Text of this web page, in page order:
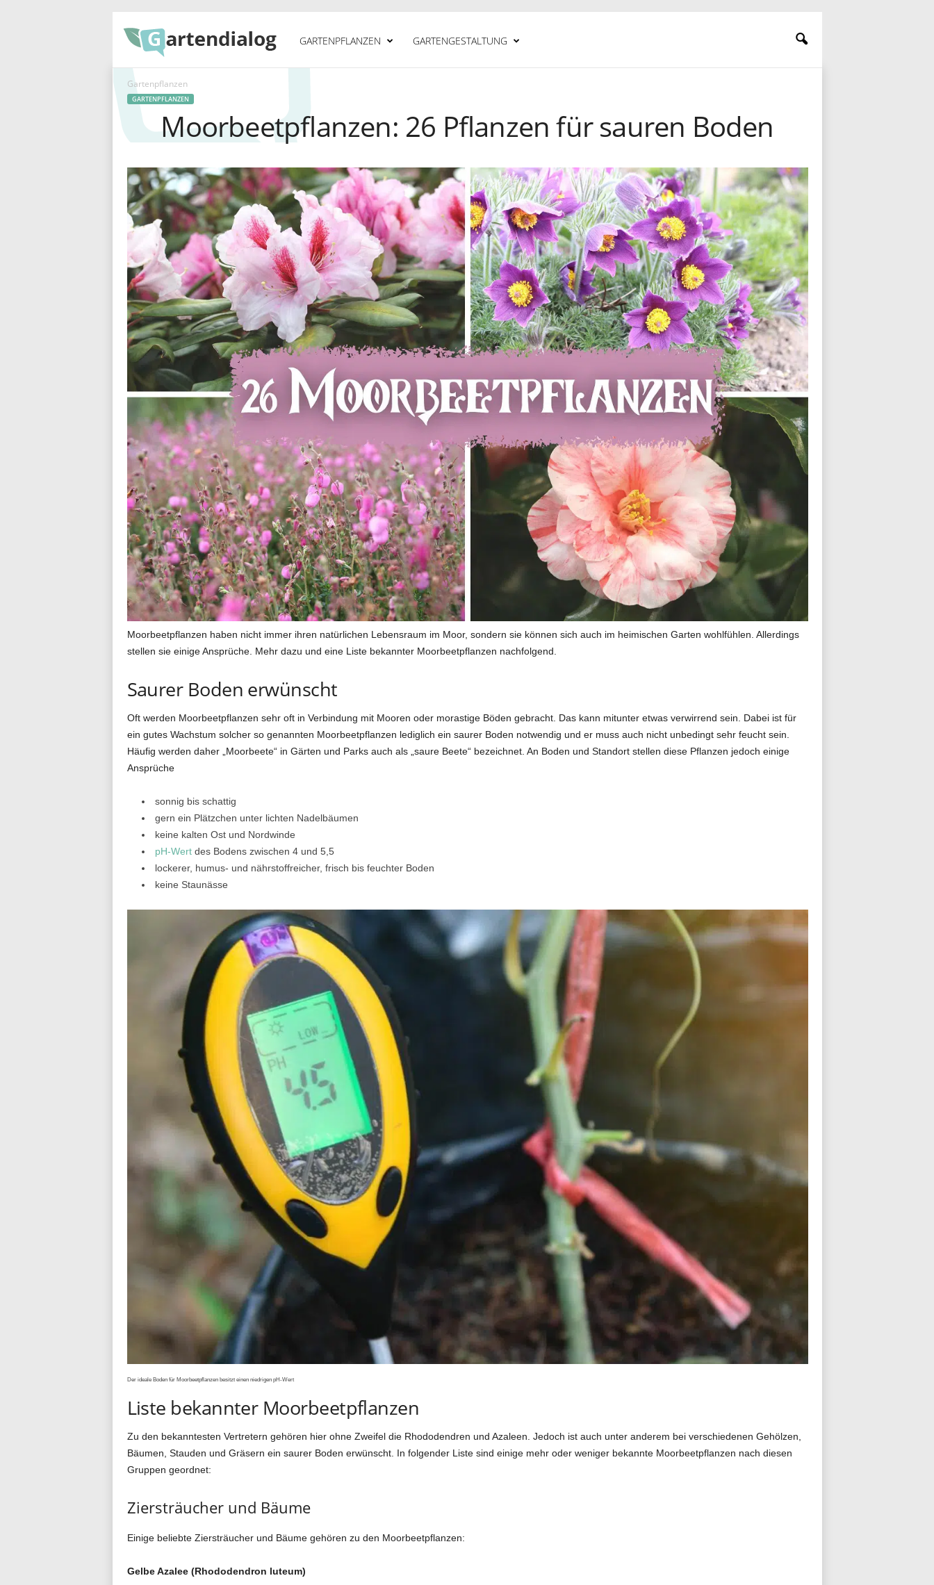
e
d
a
l
o
g
e
GARTENPFLANZEN GARTENGESTALTUNG
Gartenpflanzen
GARTENPFLANZEN
Moorbeetpflanzen: 26 Pflanzen für sauren Boden
Moorbeetpflanzen haben nicht immer ihren natürlichen Lebensraum im Moor, sondern sie können sich auch im heimischen Garten wohlfühlen. Allerdings
stellen sie einige Ansprüche. Mehr dazu und eine Liste bekannter Moorbeetpflanzen nachfolgend.
Saurer Boden erwünscht
Oft werden Moorbeetpflanzen sehr oft in Verbindung mit Mooren oder morastige Böden gebracht. Das kann mitunter etwas verwirrend sein. Dabei ist für
ein gutes Wachstum solcher so genannten Moorbeetpflanzen lediglich ein saurer Boden notwendig und er muss auch nicht unbedingt sehr feucht sein.
Häufig werden daher „Moorbeete“ in Gärten und Parks auch als „saure Beete“ bezeichnet. An Boden und Standort stellen diese Pflanzen jedoch einige
Ansprüche
sonnig bis schattig
gern ein Plätzchen unter lichten Nadelbäumen
keine kalten Ost und Nordwinde
pH-Wertdes Bodens zwischen 4 und 5,5
lockerer, humus- und nährstoffreicher, frisch bis feuchter Boden
keine Staunässe
Der ideale Boden für Moorbeetpflanzen besitzt einen niedrigen pH-Wert
Liste bekannter Moorbeetpflanzen
Zu den bekanntesten Vertretern gehören hier ohne Zweifel die Rhododendren und Azaleen. Jedoch ist auch unter anderem bei verschiedenen Gehölzen,
Bäumen, Stauden und Gräsern ein saurer Boden erwünscht. In folgender Liste sind einige mehr oder weniger bekannte Moorbeetpflanzen nach diesen
Gruppen geordnet:
Ziersträucher und Bäume
Einige beliebte Ziersträucher und Bäume gehören zu den Moorbeetpflanzen:
Gelbe Azalee (Rhododendron luteum)